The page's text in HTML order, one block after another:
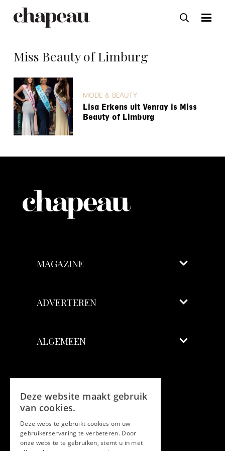
Miss Beauty of Limburg
MODE & BEAUTY
Lisa Erkens uit Venray is Miss
Beauty of Limburg
MAGAZINE
ADVERTEREN
ALGEMEEN
Facebook
Twitter
Deze website maakt gebruik
van cookies.
Deze website gebruikt cookies om uw
gebruikerservaring te verbeteren. Door
onze website te gebruiken, stemt u in met